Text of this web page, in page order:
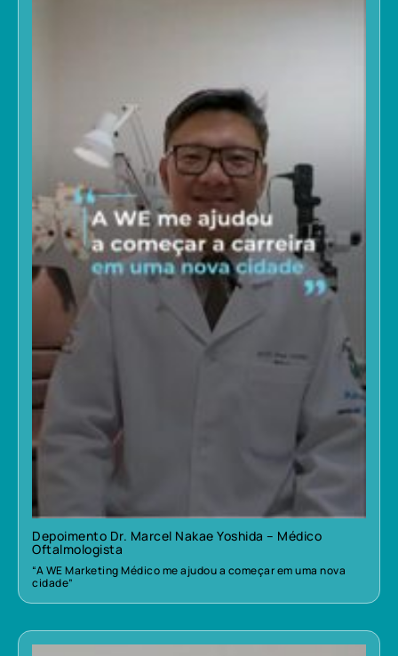
Depoimento Dr. Marcel Nakae Yoshida – Médico
Oftalmologista
“A WE Marketing Médico me ajudou a começar em uma nova
cidade”